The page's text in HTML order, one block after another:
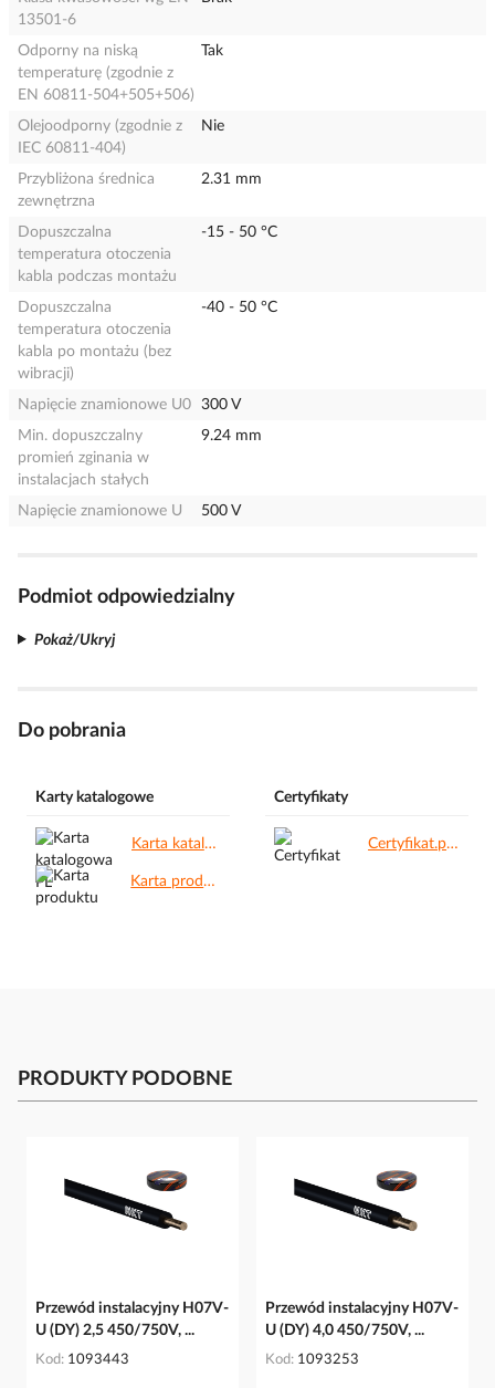
13501-6
Odporny na niską
temperaturę (zgodnie z
EN 60811-504+505+506)
Tak
Olejoodporny (zgodnie z
IEC 60811-404)
Nie
Przybliżona średnica
zewnętrzna
2.31 mm
Dopuszczalna
temperatura otoczenia
kabla podczas montażu
-15 - 50 °C
Dopuszczalna
temperatura otoczenia
kabla po montażu (bez
wibracji)
-40 - 50 °C
Napięcie znamionowe U0
300 V
Min. dopuszczalny
promień zginania w
instalacjach stałych
9.24 mm
Napięcie znamionowe U 500 V
Podmiot odpowiedzialny
Pokaż/Ukryj
Do pobrania
Karty katalogowe
Karta katalogowa PL.pdf
Karta produktu.pdf
Certyfikaty
Certyfikat.pdf
PRODUKTY PODOBNE
Przewód instalacyjny H07V-
U (DY) 2,5 450/750V, ...
Kod 1093443
Przewód instalacyjny H07V-
U (DY) 4,0 450/750V, ...
Kod 1093253